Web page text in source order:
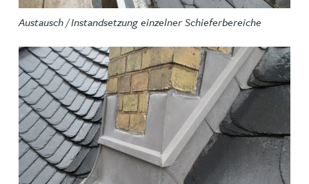
Austausch / Instandsetzung einzelner Schieferbereiche